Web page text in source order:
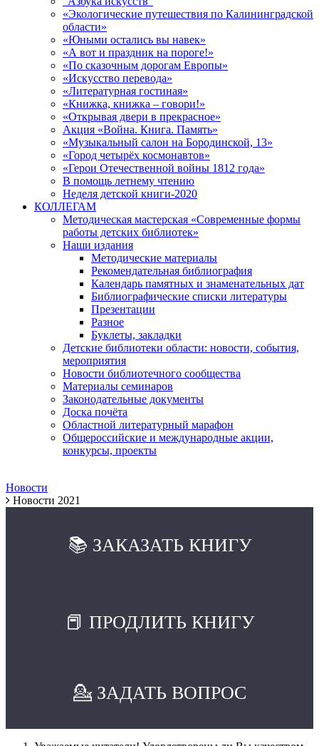
«Экологические путешествия по Калининградской
области»
«Юными остались вы навек»
«А вот и праздник на пороге!»
«По сказочным дорогам Европы»
«Искусство перевода»
«Литературная гостиная»
«Книжка, книжка – говори!»
«Открывая двери в прекрасное»
Акция «Война. Книга. Память»
«Музыкальный салон на Бородинской, 13»
«Город четырёх космонавтов»
«Герои Отечественной войны 1812 года»
В помощь летнему чтению
Неделя детской книги-2020
КОЛЛЕГАМ
Методическая мастерская «Современные формы
работы детских библиотек»
Наши издания
Методические материалы
Рекомендательная библиография
Календарь памятных и знаменательных дат
Библиографические списки литературы
Презентации
Разное
Буклеты, закладки
Детские библиотеки области: новости, события,
мероприятия
Новости библиотечного сообщества
Материалы семинаров
Законодательные документы
Доска почёта
Областной литературный марафон
Общероссийские и международные акции,
конкурсы, проекты
Новости
Новости 2021
📚 ЗАКАЗАТЬ КНИГУ
📕 ПРОДЛИТЬ КНИГУ
💁 ЗАДАТЬ ВОПРОС